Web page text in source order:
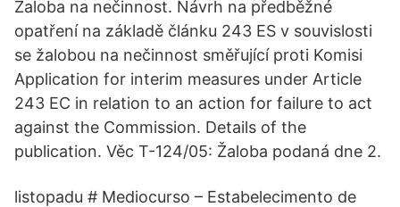
Žaloba na nečinnost. Návrh na předběžné
opatření na základě článku 243 ES v souvislosti
se žalobou na nečinnost směřující proti Komisi
Application for interim measures under Article
243 EC in relation to an action for failure to act
against the Commission. Details of the
publication. Věc T-124/05: Žaloba podaná dne 2.
listopadu # Mediocurso – Estabelecimento de